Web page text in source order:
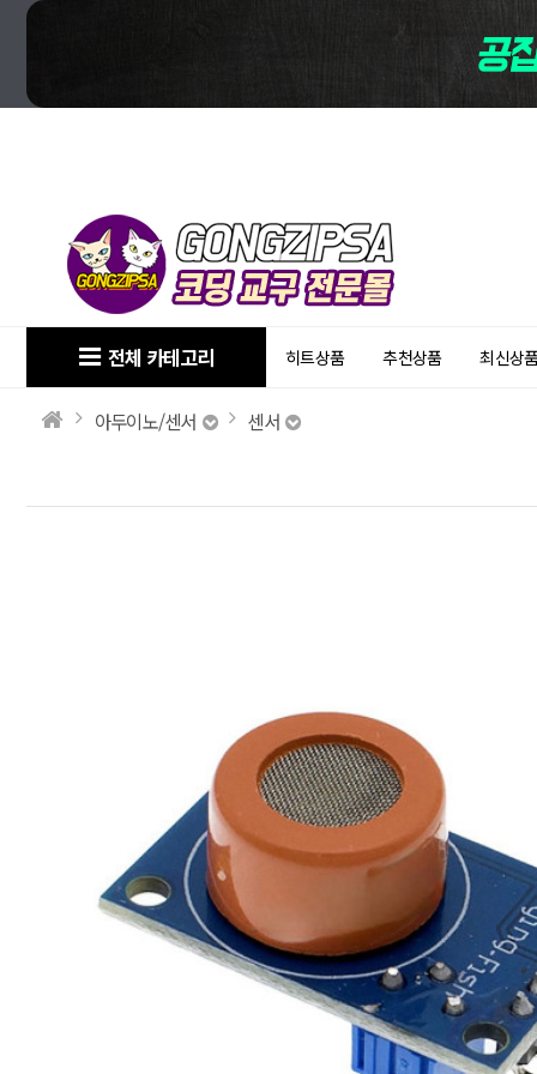
전체 카테고리 히트상품 추천상품 최신상
아두이노/센서 센서